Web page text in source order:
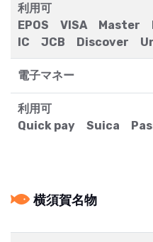
利用可
EPOS VISA Master
IC JCB Discover
電子マネー
利用可
Quick pay Suica
横須賀名物